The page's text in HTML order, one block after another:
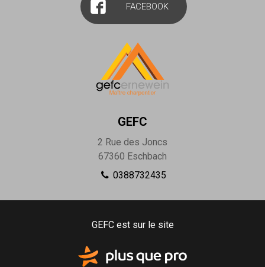
FACEBOOK
GEFC
2 Rue des Joncs
67360 Eschbach
0388732435
GEFC est sur le site